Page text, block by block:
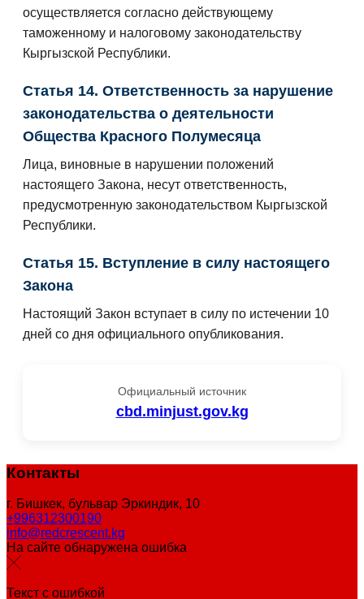
осуществляется согласно действующему
таможенному и налоговому законодательству
Кыргызской Республики.
Статья 14. Ответственность за нарушение
законодательства о деятельности
Общества Красного Полумесяца
Лица, виновные в нарушении положений
настоящего Закона, несут ответственность,
предусмотренную законодательством Кыргызской
Республики.
Статья 15. Вступление в силу настоящего
Закона
Настоящий Закон вступает в силу по истечении 10
дней со дня официального опубликования.
Официальный источник
cbd.minjust.gov.kg
Контакты
г. Бишкек, бульвар Эркиндик, 10
+996312300190
info@redcrescent.kg
На сайте обнаружена ошибка
Текст с ошибкой